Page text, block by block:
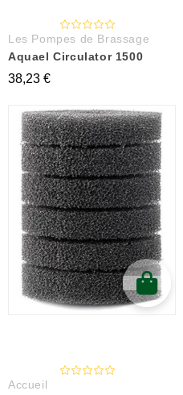
Les Pompes de Brassage
Aquael Circulator 1500
38,23 €
Accueil